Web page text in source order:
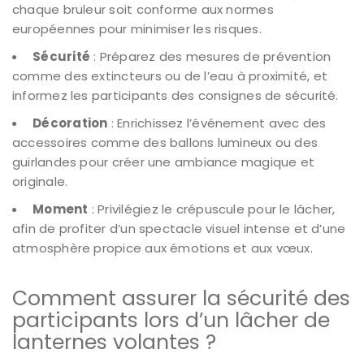
chaque bruleur soit conforme aux normes
européennes pour minimiser les risques.
Sécurité : Préparez des mesures de prévention
comme des extincteurs ou de l’eau à proximité, et
informez les participants des consignes de sécurité.
Décoration : Enrichissez l’événement avec des
accessoires comme des ballons lumineux ou des
guirlandes pour créer une ambiance magique et
originale.
Moment : Privilégiez le crépuscule pour le lâcher,
afin de profiter d’un spectacle visuel intense et d’une
atmosphère propice aux émotions et aux vœux.
Comment assurer la sécurité des
participants lors d’un lâcher de
lanternes volantes ?